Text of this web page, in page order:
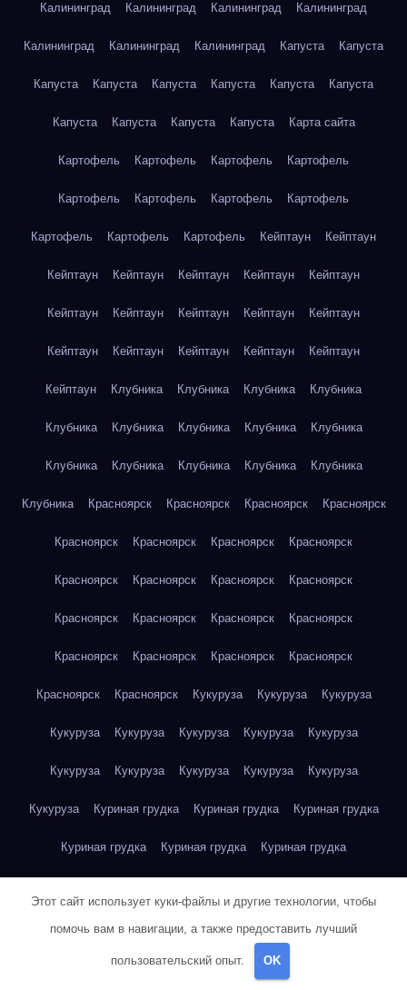
Калининград Калининград Калининград Калининград
Калининград Калининград Калининград Капуста Капуста
Капуста Капуста Капуста Капуста Капуста Капуста
Капуста Капуста Капуста Капуста Карта сайта
Картофель Картофель Картофель Картофель
Картофель Картофель Картофель Картофель
Картофель Картофель Картофель Кейптаун Кейптаун
Кейптаун Кейптаун Кейптаун Кейптаун Кейптаун
Кейптаун Кейптаун Кейптаун Кейптаун Кейптаун
Кейптаун Кейптаун Кейптаун Кейптаун Кейптаун
Кейптаун Клубника Клубника Клубника Клубника
Клубника Клубника Клубника Клубника Клубника
Клубника Клубника Клубника Клубника Клубника
Клубника Красноярск Красноярск Красноярск Красноярск
Красноярск Красноярск Красноярск Красноярск
Красноярск Красноярск Красноярск Красноярск
Красноярск Красноярск Красноярск Красноярск
Красноярск Красноярск Красноярск Красноярск
Красноярск Красноярск Кукуруза Кукуруза Кукуруза
Кукуруза Кукуруза Кукуруза Кукуруза Кукуруза
Кукуруза Кукуруза Кукуруза Кукуруза Кукуруза
Кукуруза Куриная грудка Куриная грудка Куриная грудка
Куриная грудка Куриная грудка Куриная грудка
Куриная грудка Куриная грудка Куриная грудка
Куриная грудка Куриная грудка Куриная грудка
Этот сайт использует куки-файлы и другие технологии, чтобы
помочь вам в навигации, а также предоставить лучший
пользовательский опыт. OK